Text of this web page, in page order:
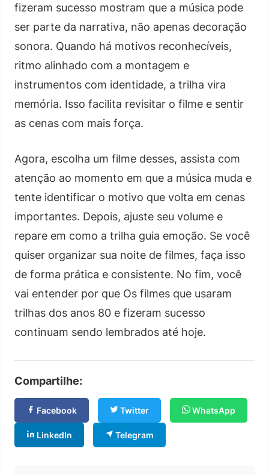
fizeram sucesso mostram que a música pode
ser parte da narrativa, não apenas decoração
sonora. Quando há motivos reconhecíveis,
ritmo alinhado com a montagem e
instrumentos com identidade, a trilha vira
memória. Isso facilita revisitar o filme e sentir
as cenas com mais força.
Agora, escolha um filme desses, assista com
atenção ao momento em que a música muda e
tente identificar o motivo que volta em cenas
importantes. Depois, ajuste seu volume e
repare em como a trilha guia emoção. Se você
quiser organizar sua noite de filmes, faça isso
de forma prática e consistente. No fim, você
vai entender por que Os filmes que usaram
trilhas dos anos 80 e fizeram sucesso
continuam sendo lembrados até hoje.
Compartilhe:
Facebook Twitter WhatsApp
LinkedIn Telegram